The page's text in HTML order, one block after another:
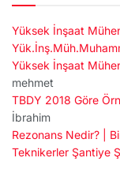
Yüksek İnşaat
Yüksek İnşaat
mehmet
TBDY 2018 Göre
İbrahim
Rezonans Nedir? |
Teknikerler Şantiye